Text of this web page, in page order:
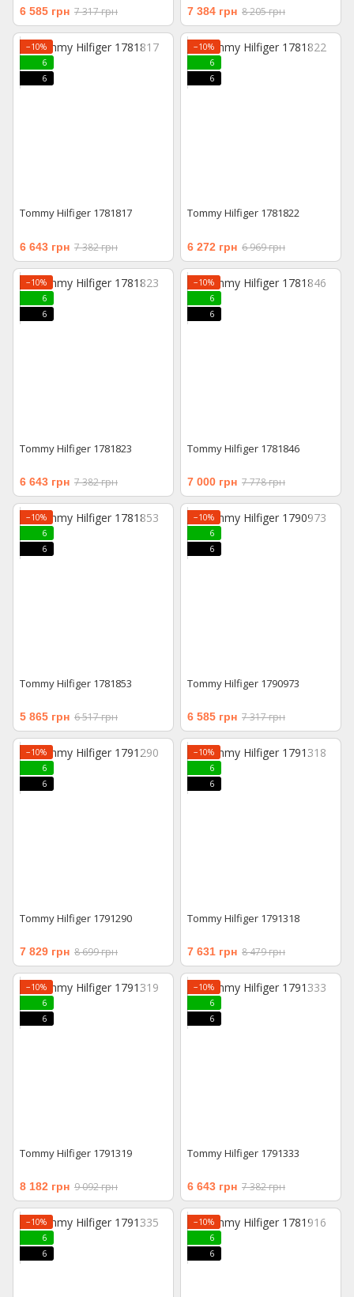
6 585 грн 7 317 грн 7 384 грн 8 205 грн
−10%
6
6
Tommy Hilfiger 1781817
6 643 грн 7 382 грн
−10%
6
6
Tommy Hilfiger 1781822
6 272 грн 6 969 грн
−10%
6
6
Tommy Hilfiger 1781823
6 643 грн 7 382 грн
−10%
6
6
Tommy Hilfiger 1781846
7 000 грн 7 778 грн
−10%
6
6
Tommy Hilfiger 1781853
5 865 грн 6 517 грн
−10%
6
6
Tommy Hilfiger 1790973
6 585 грн 7 317 грн
−10%
6
6
Tommy Hilfiger 1791290
7 829 грн 8 699 грн
−10%
6
6
Tommy Hilfiger 1791318
7 631 грн 8 479 грн
−10%
6
6
Tommy Hilfiger 1791319
8 182 грн 9 092 грн
−10%
6
6
Tommy Hilfiger 1791333
6 643 грн 7 382 грн
−10%
6
6
−10%
6
6